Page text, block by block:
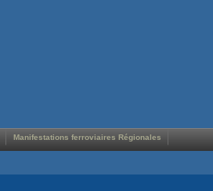
Manifestations ferroviaires Régionales